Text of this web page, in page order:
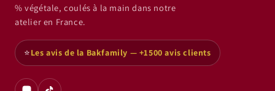
% végétale, coulés à la main dans notre
atelier en France.
⭐Les avis de la Bakfamily — +1500 avis clients